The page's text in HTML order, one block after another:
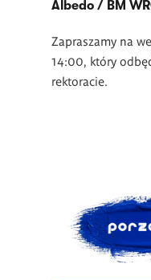
Albedo / BM
Zapraszamy na
14:00, który
rektoracie.